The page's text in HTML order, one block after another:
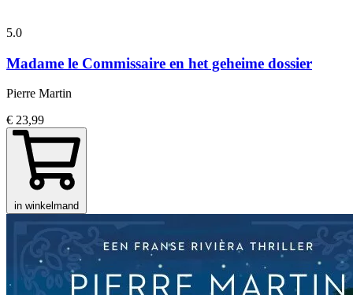
5.0
Madame le Commissaire en het geheime dossier
Pierre Martin
€ 23,99
in winkelmand